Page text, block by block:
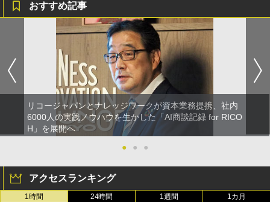
おすすめ記事
リコージャパンとナレッジワークが資本業務提携、社内
6000人の実践ノウハウを生かした「AI商談記録 for RICO
H」を展開へ
●
● ●
アクセスランキング
1時間 24時間 1週間 1カ月